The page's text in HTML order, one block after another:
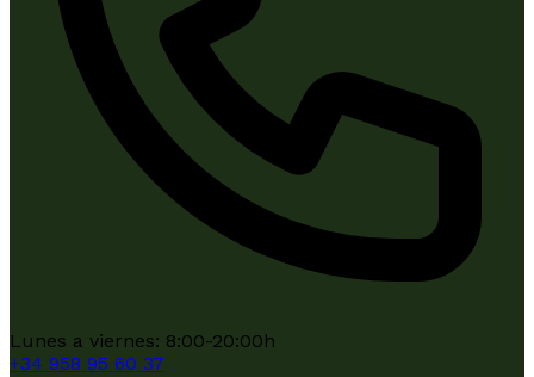
Lunes a viernes: 8:00-20:00h
+34 958 95 60 37